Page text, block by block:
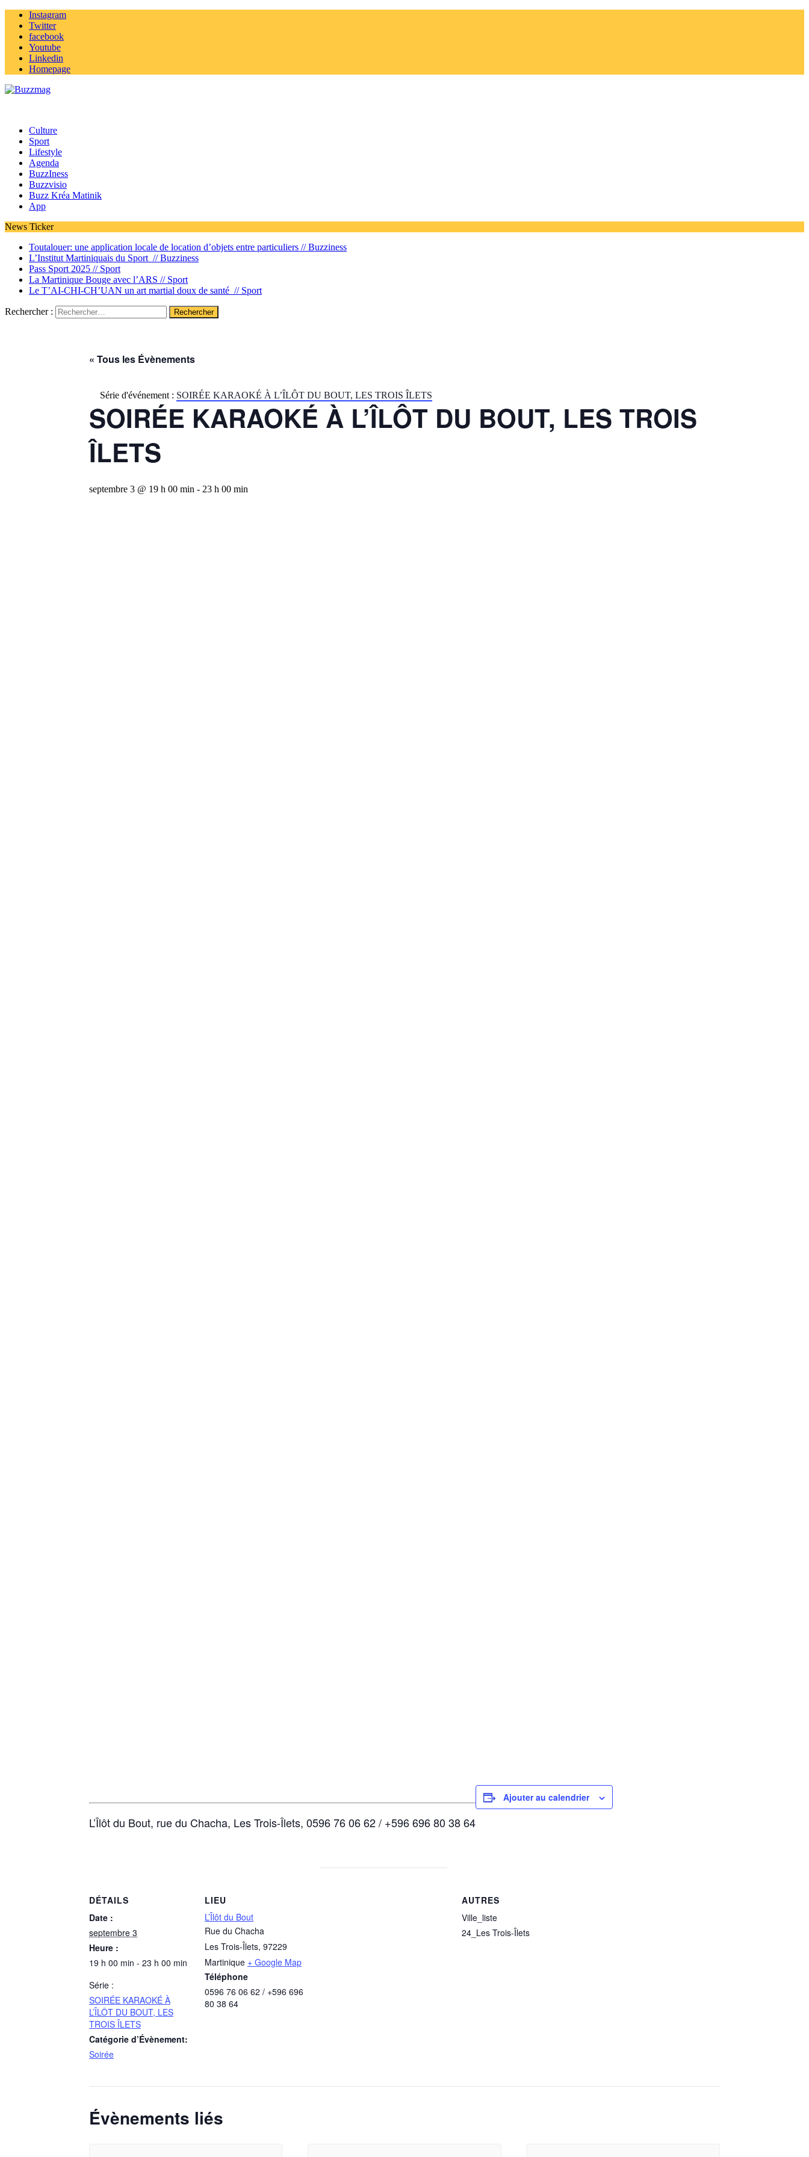
Instagram
Twitter
facebook
Youtube
Linkedin
Homepage
Culture
Sport
Lifestyle
Agenda
BuzzIness
Buzzvisio
Buzz Kréa Matinik
App
News Ticker
Toutalouer: une application locale de location d’objets entre particuliers //Buzziness
L’Institut Martiniquais du Sport //Buzziness
Pass Sport 2025 // Sport
La Martinique Bouge avec l’ARS // Sport
Le T’AI-CHI-CH’UAN un art martial doux de santé // Sport
Rechercher :
« Tous les Évènements
Série d'événement : SOIRÉE KARAOKÉ À L’ÎLÔT DU BOUT, LES TROIS ÎLETS
SOIRÉE KARAOKÉ À L’ÎLÔT DU BOUT, LES TROIS
ÎLETS
septembre 3 @ 19 h 00 min - 23 h 00 min
L’Îlôt du Bout, rue du Chacha, Les Trois-Îlets, 0596 76 06 62 / +596 696 80 38 64
Ajouter au calendrier
DÉTAILS
Date :
septembre 3
Heure :
19 h 00 min - 23 h 00 min
Série :
SOIRÉE KARAOKÉ À
L’ÎLÔT DU BOUT, LES
TROIS ÎLETS
Catégorie d’Évènement:
Soirée
LIEU
L’Îlôt du Bout
Rue du Chacha
Les Trois-Îlets, 97229
Martinique + Google Map
Téléphone
0596 76 06 62 / +596 696
80 38 64
AUTRES
Ville_liste
24_Les Trois-Îlets
Évènements liés